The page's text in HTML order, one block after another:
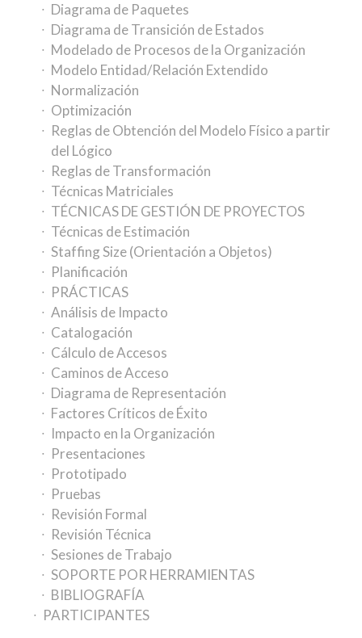
Diagrama de Paquetes
Diagrama de Transición de Estados
Modelado de Procesos de la Organización
Modelo Entidad/Relación Extendido
Normalización
Optimización
Reglas de Obtención del Modelo Físico a partir
del Lógico
Reglas de Transformación
Técnicas Matriciales
TÉCNICAS DE GESTIÓN DE PROYECTOS
Técnicas de Estimación
Staffing Size (Orientación a Objetos)
Planificación
PRÁCTICAS
Análisis de Impacto
Catalogación
Cálculo de Accesos
Caminos de Acceso
Diagrama de Representación
Factores Críticos de Éxito
Impacto en la Organización
Presentaciones
Prototipado
Pruebas
Revisión Formal
Revisión Técnica
Sesiones de Trabajo
SOPORTE POR HERRAMIENTAS
BIBLIOGRAFÍA
PARTICIPANTES